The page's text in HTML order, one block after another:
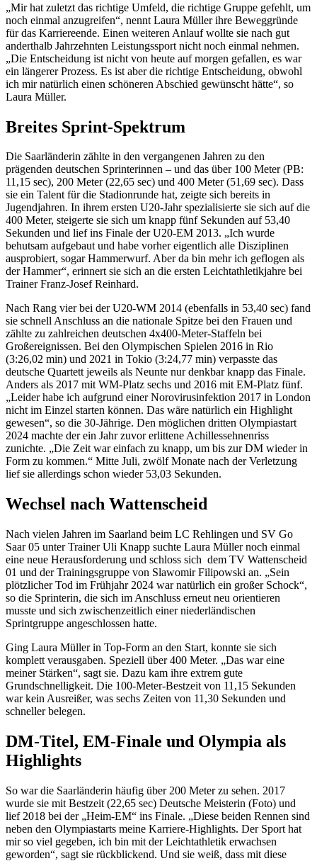
„Mir hat zuletzt das richtige Umfeld, die richtige Gruppe gefehlt, um
noch einmal anzugreifen“, nennt Laura Müller ihre Beweggründe
für das Karriereende. Einen weiteren Anlauf wollte sie nach gut
anderthalb Jahrzehnten Leistungssport nicht noch einmal nehmen.
„Die Entscheidung ist nicht von heute auf morgen gefallen, es war
ein längerer Prozess. Es ist aber die richtige Entscheidung, obwohl
ich mir natürlich einen schöneren Abschied gewünscht hätte“, so
Laura Müller.
Breites Sprint-Spektrum
Die Saarländerin zählte in den vergangenen Jahren zu den
prägenden deutschen Sprinterinnen – und das über 100 Meter (PB:
11,15 sec), 200 Meter (22,65 sec) und 400 Meter (51,69 sec). Dass
sie ein Talent für die Stadionrunde hat, zeigte sich bereits in
Jugendjahren. In ihrem ersten U20-Jahr spezialisierte sie sich auf die
400 Meter, steigerte sie sich um knapp fünf Sekunden auf 53,40
Sekunden und lief ins Finale der U20-EM 2013. „Ich wurde
behutsam aufgebaut und habe vorher eigentlich alle Disziplinen
ausprobiert, sogar Hammerwurf. Aber da bin mehr ich geflogen als
der Hammer“, erinnert sie sich an die ersten Leichtathletikjahre bei
Trainer Franz-Josef Reinhard.
Nach Rang vier bei der U20-WM 2014 (ebenfalls in 53,40 sec) fand
sie schnell Anschluss an die nationale Spitze bei den Frauen und
zählte zu zahlreichen deutschen 4x400-Meter-Staffeln bei
Großereignissen. Bei den Olympischen Spielen 2016 in Rio
(3:26,02 min) und 2021 in Tokio (3:24,77 min) verpasste das
deutsche Quartett jeweils als Neunte nur denkbar knapp das Finale.
Anders als 2017 mit WM-Platz sechs und 2016 mit EM-Platz fünf.
„Leider habe ich aufgrund einer Norovirusinfektion 2017 in London
nicht im Einzel starten können. Das wäre natürlich ein Highlight
gewesen“, so die 30-Jährige. Den möglichen dritten Olympiastart
2024 machte der ein Jahr zuvor erlittene Achillessehnenriss
zunichte. „Die Zeit war einfach zu knapp, um bis zur DM wieder in
Form zu kommen.“ Mitte Juli, zwölf Monate nach der Verletzung
lief sie allerdings schon wieder 53,03 Sekunden.
Wechsel nach Wattenscheid
Nach vielen Jahren im Saarland beim LC Rehlingen und SV Go
Saar 05 unter Trainer Uli Knapp suchte Laura Müller noch einmal
eine neue Herausforderung und schloss sich dem TV Wattenscheid
01 und der Trainingsgruppe von Slawomir Filipowski an. „Sein
plötzlicher Tod im Frühjahr 2024 war natürlich ein großer Schock“,
so die Sprinterin, die sich im Anschluss erneut neu orientieren
musste und sich zwischenzeitlich einer niederländischen
Sprintgruppe angeschlossen hatte.
Ging Laura Müller in Top-Form an den Start, konnte sie sich
komplett verausgaben. Speziell über 400 Meter. „Das war eine
meiner Stärken“, sagt sie. Dazu kam ihre extrem gute
Grundschnelligkeit. Die 100-Meter-Bestzeit von 11,15 Sekunden
war kein Ausreißer, was sechs Zeiten von 11,30 Sekunden und
schneller belegen.
DM-Titel, EM-Finale und Olympia als
Highlights
So war die Saarländerin häufig über 200 Meter zu sehen. 2017
wurde sie mit Bestzeit (22,65 sec) Deutsche Meisterin (Foto) und
lief 2018 bei der „Heim-EM“ ins Finale. „Diese beiden Rennen sind
neben den Olympiastarts meine Karriere-Highlights. Der Sport hat
mir so viel gegeben, ich bin mit der Leichtathletik erwachsen
geworden“, sagt sie rückblickend. Und sie weiß, dass mit diese